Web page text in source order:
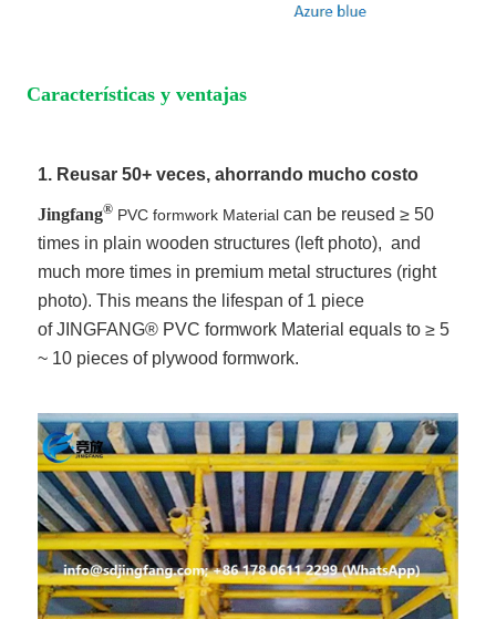
Características y ventajas
1. Reusar 50+ veces, ahorrando mucho costo
Jingfang® PVC formwork Material can be reused ≥ 50
times in plain wooden structures (left photo), and
much more times in premium metal structures (right
photo). This means the lifespan of 1 piece
of JINGFANG® PVC formwork Material equals to ≥ 5
~ 10 pieces of plywood formwork.